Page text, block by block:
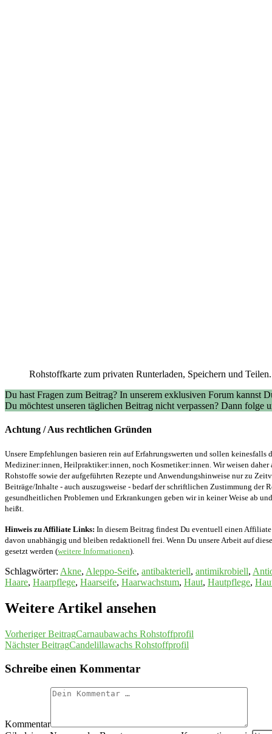
Rohstoffkarte zum privaten Runterladen, Speichern und
Du hast Fragen zum Beitrag? In unserem exklusiven Forum kannst
Du möchtest unseren täglichen Beitrag nicht verpassen? Dann folge
Achtung / Aus rechtlichen Gründen
Unsere Empfehlungen basieren rein auf Erfahrungswerten und sollen
Mediziner:innen, Heilpraktiker:innen, noch Kosmetiker:innen. Wir weisen daher
Rohstoffe sowie der aufgeführten Rezepte und Anwendungshinweise nur zu
Beiträge/Inhalte - auch auszugsweise - bedarf der schriftlichen Zustimmung
gesundheitlichen Problemen und Erkrankungen geben wir in keiner Weise ab
heißt.
Hinweis zu Affiliate Links: In diesem Beitrag findest Du eventuell einen
davon unabhängig und bleiben redaktionell frei. Wenn Du unsere Arbeit auf
gesetzt werden (weitere Informationen).
Schlagwörter: Akne, Aleppo-Seife, antibakteriell, antimikrobiell,
Haare, Haarpflege, Haarseife, Haarwachstum, Haut, Hautpflege,
Weitere Artikel ansehen
Vorheriger BeitragCarnaubawachs Rohstoffprofil
Nächster BeitragCandelillawachs Rohstoffprofil
Schreibe einen Kommentar
Kommentar